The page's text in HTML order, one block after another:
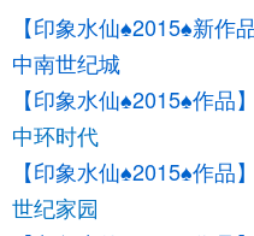
【印象水仙♠2015♠新作
中南世纪城
【印象水仙♠2015♠作品
中环时代
【印象水仙♠2015♠作品
世纪家园